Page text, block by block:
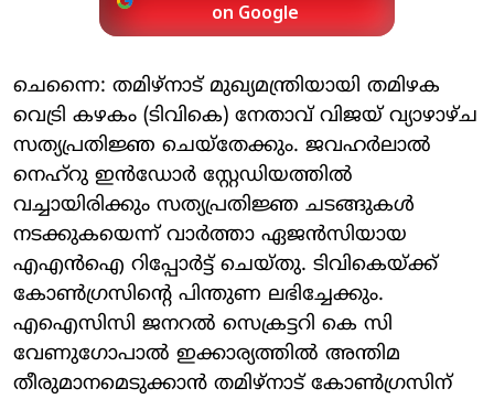
on Google
ചെന്നൈ: തമിഴ്നാട് മുഖ്യമന്ത്രിയായി തമിഴക
വെട്രി കഴകം (ടിവികെ) നേതാവ് വിജയ് വ്യാഴാഴ്ച
സത്യപ്രതിജ്ഞ ചെയ്തേക്കും. ജവഹർലാൽ
നെഹ്റു ഇൻഡോർ സ്റ്റേഡിയത്തിൽ
വച്ചായിരിക്കും സത്യപ്രതിജ്ഞ ചടങ്ങുകൾ
നടക്കുകയെന്ന് വാർത്താ ഏജൻസിയായ
എഎൻഐ റിപ്പോർട്ട് ചെയ്തു. ടിവികെയ്ക്ക്
കോൺ​ഗ്രസിന്റെ പിന്തുണ ലഭിച്ചേക്കും.
എഐസിസി ജനറൽ സെക്രട്ടറി കെ സി
വേണുഗോപാൽ ഇക്കാര്യത്തിൽ അന്തിമ
തീരുമാനമെടുക്കാൻ തമിഴ്‌നാട് കോൺഗ്രസിന്